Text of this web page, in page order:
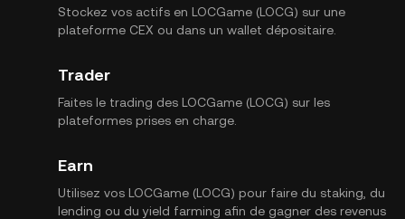
Stockez vos actifs en LOCGame (LOCG) sur une
plateforme CEX ou dans un wallet dépositaire.
Trader
Faites le trading des LOCGame (LOCG) sur les
plateformes prises en charge.
Earn
Utilisez vos LOCGame (LOCG) pour faire du staking, du
lending ou du yield farming afin de gagner des revenus